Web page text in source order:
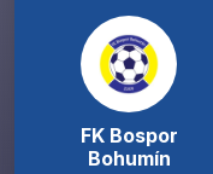
FK Bospor
Bohumín